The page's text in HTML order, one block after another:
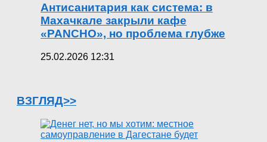
Антисанитария как система: в
Махачкале закрыли кафе
«PANCHO», но проблема глубже
25.02.2026 12:31
ВЗГЛЯД>>